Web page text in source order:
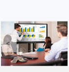
nghiệp.
<